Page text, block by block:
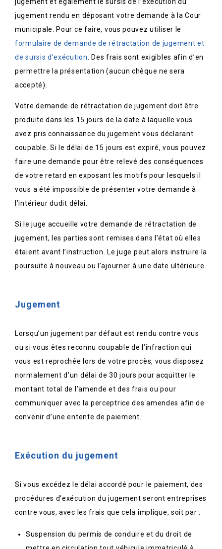
jugement et également le sursis de l’exécution du
jugement rendu en déposant votre demande à la Cour
municipale. Pour ce faire, vous pouvez utiliser le
formulaire de demande de rétractation de jugement et
de sursis d’exécution. Des frais sont exigibles afin d’en
permettre la présentation (aucun chèque ne sera
accepté).
Votre demande de rétractation de jugement doit être
produite dans les 15 jours de la date à laquelle vous
avez pris connaissance du jugement vous déclarant
coupable. Si le délai de 15 jours est expiré, vous pouvez
faire une demande pour être relevé des conséquences
de votre retard en exposant les motifs pour lesquels il
vous a été impossible de présenter votre demande à
l’intérieur dudit délai.
Si le juge accueille votre demande de rétractation de
jugement, les parties sont remises dans l’état où elles
étaient avant l’instruction. Le juge peut alors instruire la
poursuite à nouveau ou l’ajourner à une date ultérieure.
Jugement
Lorsqu’un jugement par défaut est rendu contre vous
ou si vous êtes reconnu coupable de l’infraction qui
vous est reprochée lors de votre procès, vous disposez
normalement d’un délai de 30 jours pour acquitter le
montant total de l’amende et des frais ou pour
communiquer avec la perceptrice des amendes afin de
convenir d’une entente de paiement.
Exécution du jugement
Si vous excédez le délai accordé pour le paiement, des
procédures d’exécution du jugement seront entreprises
contre vous, avec les frais que cela implique, soit par :
Suspension du permis de conduire et du droit de